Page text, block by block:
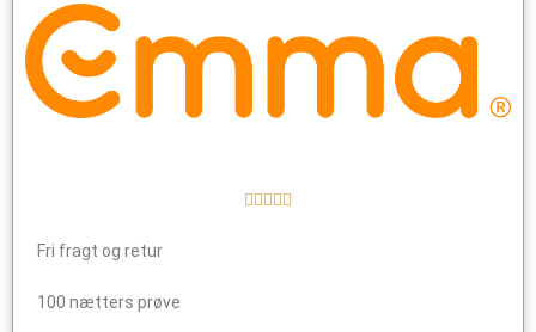
    
Fri fragt og retur
100 nætters prøve